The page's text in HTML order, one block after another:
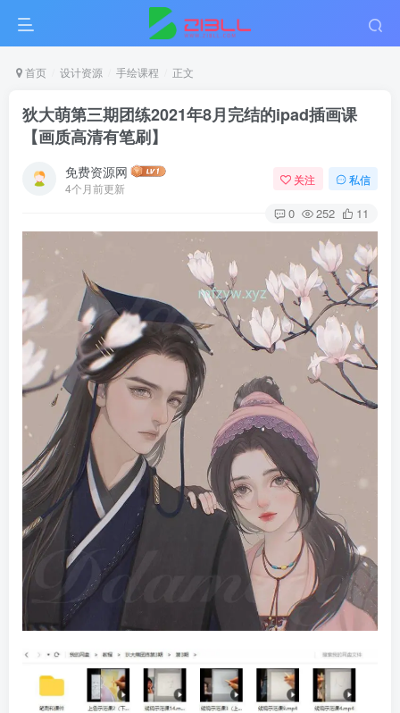
首页 设计资源 手绘课程 正文
狄大萌第三期团练2021年8月完结的ipad插画课
【画质高清有笔刷】
免费资源网
4个月前更新
关注 私信
0 252 11